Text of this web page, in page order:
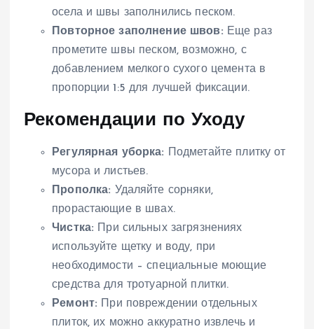
осела и швы заполнились песком.
Повторное заполнение швов: Еще раз
прометите швы песком, возможно, с
добавлением мелкого сухого цемента в
пропорции 1:5 для лучшей фиксации.
Рекомендации по Уходу
Регулярная уборка:
Подметайте плитку от
мусора и листьев.
Прополка: Удаляйте сорняки,
прорастающие в швах.
Чистка: При сильных загрязнениях
используйте щетку и воду, при
необходимости – специальные моющие
средства для тротуарной плитки.
Ремонт: При повреждении отдельных
плиток, их можно аккуратно извлечь и